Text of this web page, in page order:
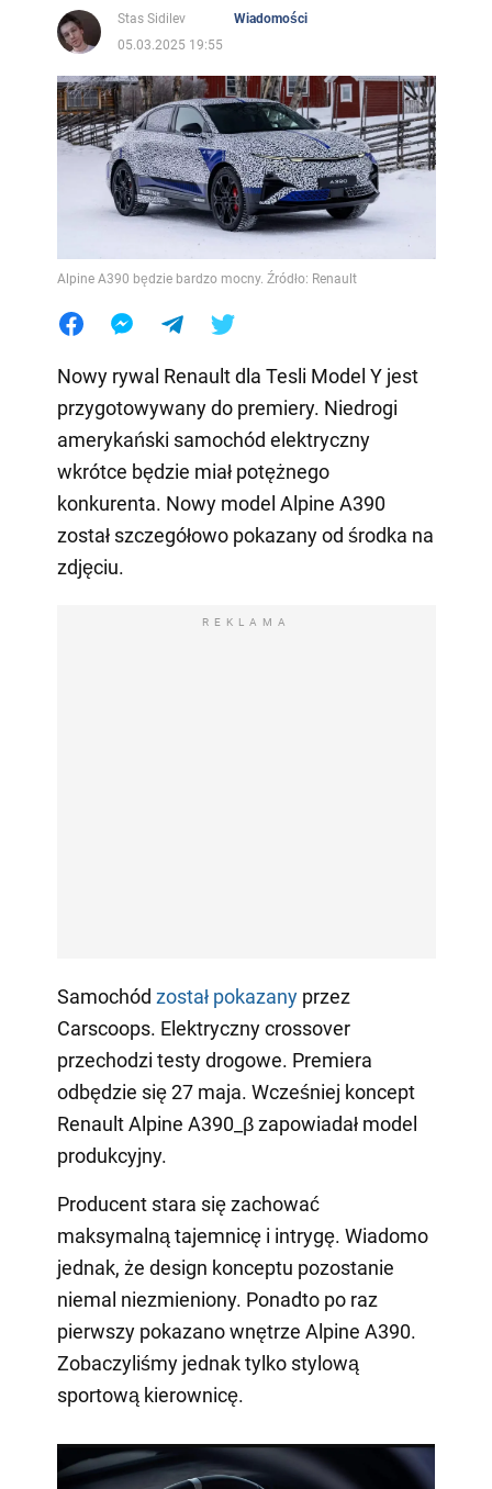
Stas Sidilev
Wiadomości
05.03.2025 19:55
Alpine A390 będzie bardzo mocny. Źródło: Renault
Nowy rywal Renault dla Tesli Model Y jest
przygotowywany do premiery. Niedrogi
amerykański samochód elektryczny
wkrótce będzie miał potężnego
konkurenta. Nowy model Alpine A390
został szczegółowo pokazany od środka na
zdjęciu.
REKLAMA
Samochód został pokazanyprzez
Carscoops. Elektryczny crossover
przechodzi testy drogowe. Premiera
odbędzie się 27 maja. Wcześniej koncept
Renault Alpine A390_β zapowiadał model
produkcyjny.
Producent stara się zachować
maksymalną tajemnicę i intrygę. Wiadomo
jednak, że design konceptu pozostanie
niemal niezmieniony. Ponadto po raz
pierwszy pokazano wnętrze Alpine A390.
Zobaczyliśmy jednak tylko stylową
sportową kierownicę.